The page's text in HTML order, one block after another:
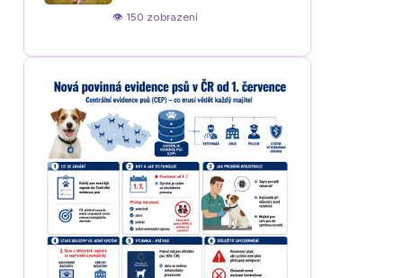
👁 150 zobrazení